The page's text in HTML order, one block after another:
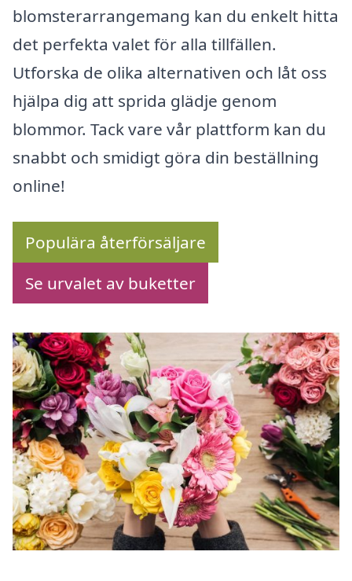
blomsterarrangemang kan du enkelt hitta
det perfekta valet för alla tillfällen.
Utforska de olika alternativen och låt oss
hjälpa dig att sprida glädje genom
blommor. Tack vare vår plattform kan du
snabbt och smidigt göra din beställning
online!
Populära återförsäljare
Se urvalet av buketter